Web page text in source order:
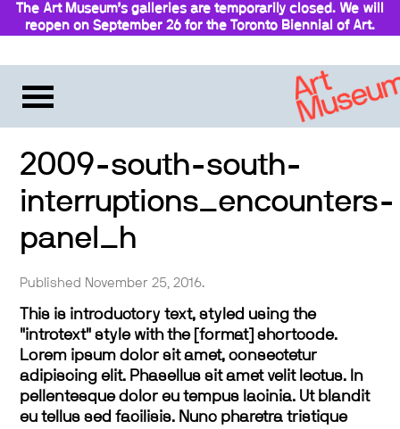
The Art Museum’s galleries are temporarily closed. We will
reopen on September 26 for the Toronto Biennial of Art.
2009-south-south-
interruptions_encounters-
panel_h
Published November 25, 2016.
This is introductory text, styled using the
"introtext" style with the [format] shortcode.
Lorem ipsum dolor sit amet, consectetur
adipiscing elit. Phasellus sit amet velit lectus. In
pellentesque dolor eu tempus lacinia. Ut blandit
eu tellus sed facilisis. Nunc pharetra tristique